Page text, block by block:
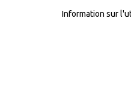
Information sur